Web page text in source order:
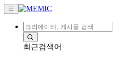
최근검색어